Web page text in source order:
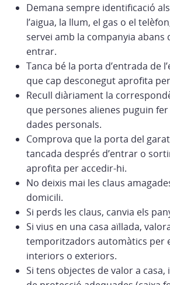
Demana sempre identificació
l’aigua, la llum, el gas o el
servei amb la companyia abans
entrar.
Tanca bé la porta d’entrada de
que cap desconegut aprofita
Recull diàriament la
que persones alienes puguin
dades personals.
Comprova que la porta del
tancada després d’entrar o
aprofita per accedir-hi.
No deixis mai les claus
domicili.
Si perds les claus, canvia els
Si vius en una casa aïllada,
temporitzadors automàtics per
interiors o exteriors.
Si tens objectes de valor a casa,